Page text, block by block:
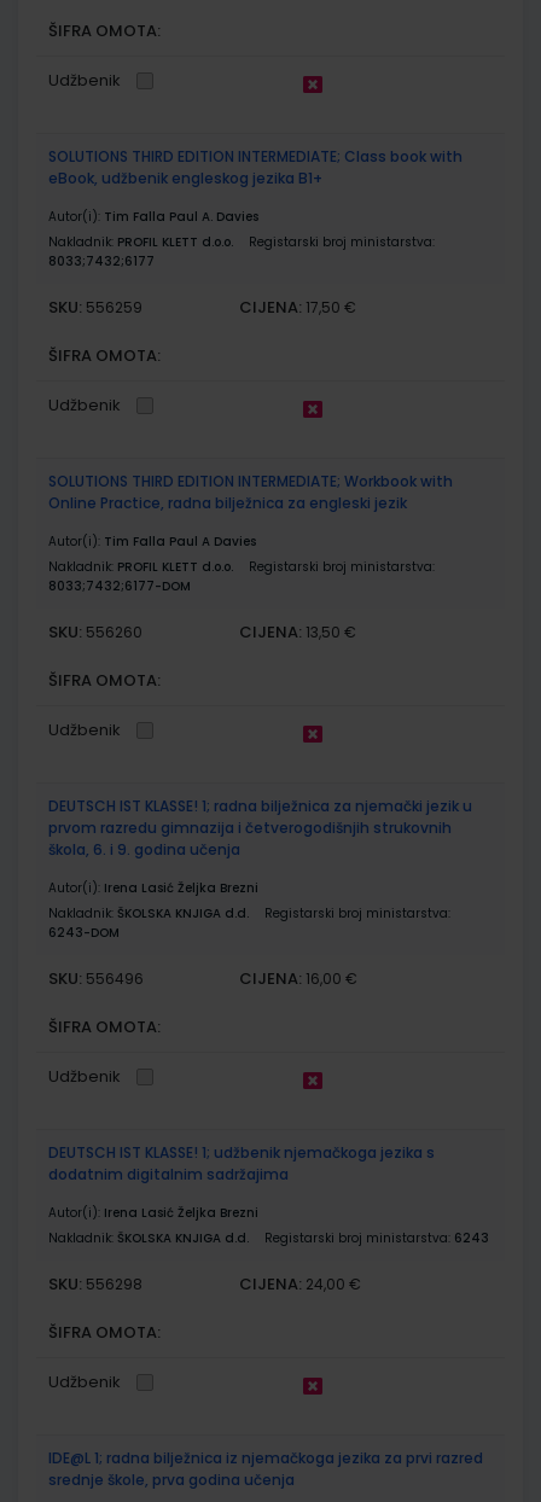
ŠIFRA OMOTA:
Udžbenik
SOLUTIONS THIRD EDITION INTERMEDIATE; Class book with
eBook, udžbenik engleskog jezika B1+
Autor(i): Tim Falla Paul A. Davies
Nakladnik: PROFIL KLETT d.o.o.
Registarski broj ministarstva:
8033;7432;6177
SKU: 556259 CIJENA: 17,50 €
ŠIFRA OMOTA:
Udžbenik
SOLUTIONS THIRD EDITION INTERMEDIATE; Workbook with
Online Practice, radna bilježnica za engleski jezik
Autor(i): Tim Falla Paul A Davies
Nakladnik: PROFIL KLETT d.o.o.
Registarski broj ministarstva:
8033;7432;6177-DOM
SKU: 556260 CIJENA: 13,50 €
ŠIFRA OMOTA:
Udžbenik
DEUTSCH IST KLASSE! 1; radna bilježnica za njemački jezik u
prvom razredu gimnazija i četverogodišnjih strukovnih
škola, 6. i 9. godina učenja
Autor(i): Irena Lasić Željka Brezni
Nakladnik: ŠKOLSKA KNJIGA d.d.
Registarski broj ministarstva:
6243-DOM
SKU: 556496 CIJENA: 16,00 €
ŠIFRA OMOTA:
Udžbenik
DEUTSCH IST KLASSE! 1; udžbenik njemačkoga jezika s
dodatnim digitalnim sadržajima
Autor(i): Irena Lasić Željka Brezni
Nakladnik: ŠKOLSKA KNJIGA d.d. Registarski broj ministarstva: 6243
SKU: 556298 CIJENA: 24,00 €
ŠIFRA OMOTA:
Udžbenik
IDE@L 1; radna bilježnica iz njemačkoga jezika za prvi razred
srednje škole, prva godina učenja